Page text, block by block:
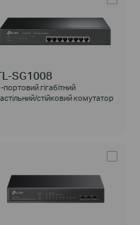
SG1008
портовий гігабітний
стійковий комутатор